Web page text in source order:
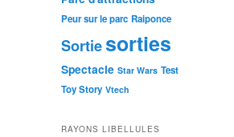
Peur sur le parc Raiponce
Sortiesorties
Spectacle Star Wars Test
Toy Story Vtech
RAYONS LIBELLULES